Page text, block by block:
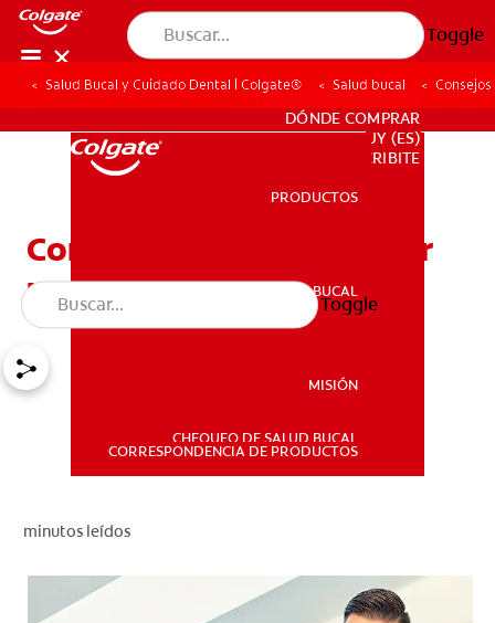
Toggle
SALUD BUCAL
PARA PROFESIONALES
DÓNDE COMPRAR
UY (ES)
SUSCRIBITE
PRODUCTOS
SALUD BUCAL
MISIÓN
CHEQUEO DE SALUD BUCAL
CORRESPONDENCIA DE PRODUCTOS
Toggle
Salud Bucal y Cuidado Dental | Colgate® Salud bucal
Consejos para desinfectar
un cepillo de dientes
minutos leídos